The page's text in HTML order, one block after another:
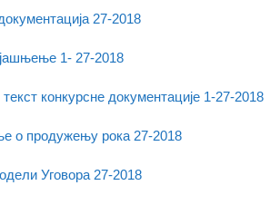
27-2018
1- 27-2018
конкурсне документације 1-27-2018
о продужењу рока 27-2018
Уговора 27-2018